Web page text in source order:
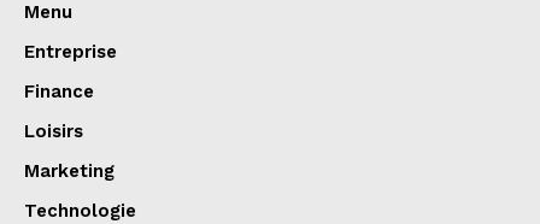
Menu
Entreprise
Finance
Loisirs
Marketing
Technologie